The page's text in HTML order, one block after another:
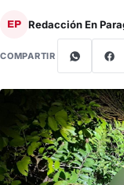
EP Redacción En
COMPARTIR